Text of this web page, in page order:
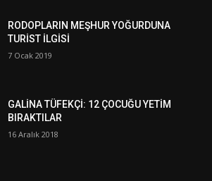
RODOPLARIN MEŞHUR YOĞURDUNA
TURİST İLGİSİ
7 Ocak 2019
GALİNA TÜFEKÇİ: 12 ÇOCUĞU YETİM
BIRAKTILAR
16 Aralık 2018